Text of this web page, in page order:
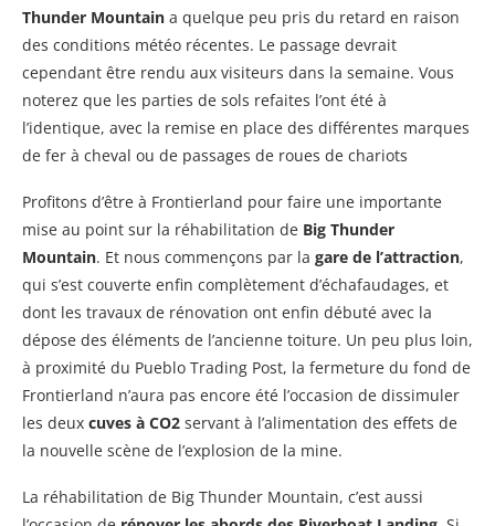
Thunder Mountain a quelque peu pris du retard en raison
des conditions météo récentes. Le passage devrait
cependant être rendu aux visiteurs dans la semaine. Vous
noterez que les parties de sols refaites l’ont été à
l’identique, avec la remise en place des différentes marques
de fer à cheval ou de passages de roues de chariots
Profitons d’être à Frontierland pour faire une importante
mise au point sur la réhabilitation de Big Thunder
Mountain. Et nous commençons par la gare de l’attraction,
qui s’est couverte enfin complètement d’échafaudages, et
dont les travaux de rénovation ont enfin débuté avec la
dépose des éléments de l’ancienne toiture. Un peu plus loin,
à proximité du Pueblo Trading Post, la fermeture du fond de
Frontierland n’aura pas encore été l’occasion de dissimuler
les deux cuves à CO2 servant à l’alimentation des effets de
la nouvelle scène de l’explosion de la mine.
La réhabilitation de Big Thunder Mountain, c’est aussi